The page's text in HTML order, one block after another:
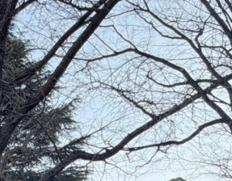
TREE RISK
ASSESSMENT
ツリーリスクアセスメント部
ツリーリスクアセスメント部